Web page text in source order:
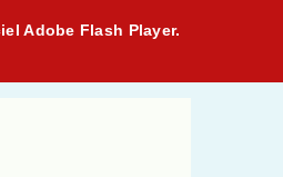
Adobe Flash Player.